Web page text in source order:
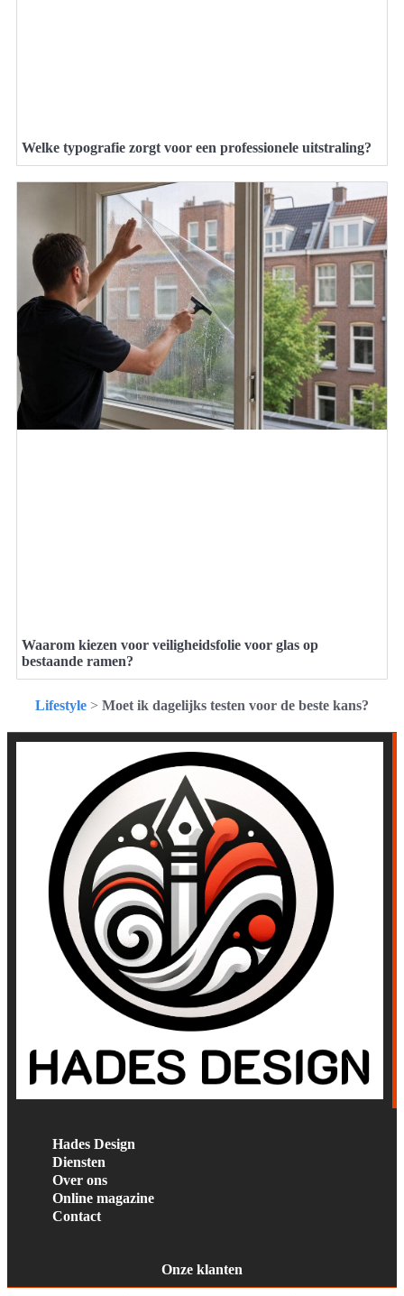
Welke typografie zorgt voor een professionele uitstraling?
Waarom kiezen voor veiligheidsfolie voor glas op
bestaande ramen?
Lifestyle > Moet ik dagelijks testen voor de beste kans?
Hades Design
Diensten
Over ons
Online magazine
Contact
Onze klanten